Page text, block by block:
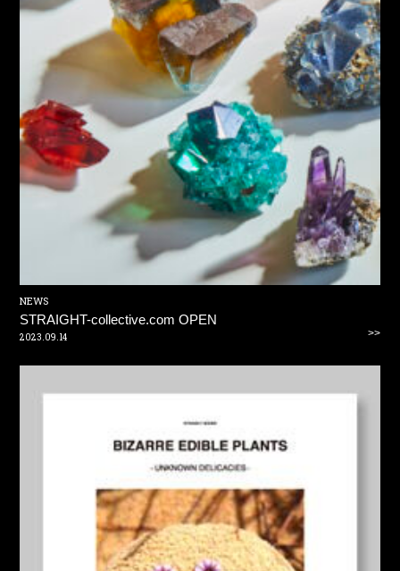
NEWS
STRAIGHT-collective.com OPEN
2023.09.14 >>